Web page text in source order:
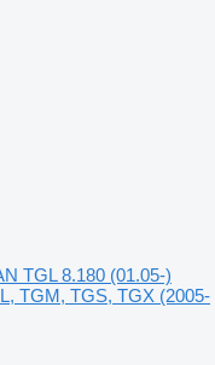
TGL 8.180 (01.05-)
TGM, TGS, TGX (2005-